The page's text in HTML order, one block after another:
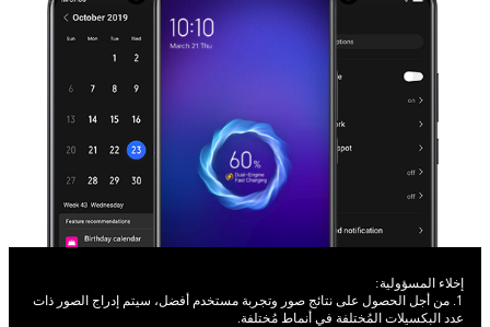
إخلاء المسؤولية:
1. من أجل الحصول على نتائج صور وتجربة مستخدم أفضل، سيتم إدراج الصور ذات
عدد البكسيلات المُختلفة في أنماط مُختلفة.